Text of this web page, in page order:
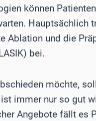
können
Hauptsächlich
Ablation und die
bei.
möchte,
immer nur so gut
Angebote fällt es